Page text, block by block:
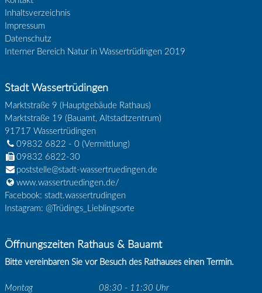
Inhaltsverzeichnis
Impressum
Datenschutz
Interner Bereich Natur in Wassertrüdingen 2019
Stadt Wassertrüdingen
Marktstraße 9 (Hauptgebäude Rathaus)
Marktstraße 19 (Bauamt, Altstadtzentrum)
91717 Wassertrüdingen
09832 6822 - 0(Vermittlung)
09832 6822-30
poststelle@stadt-wassertruedingen.de
www.wassertruedingen.de/
Facebook: stadt.wassertrudingen
Instagram: @Trüdings_Lieblingsorte
Öffnungszeiten Rathaus & Bauamt
Bitte vereinbaren Sie vor Besuch des Rathauses einen Termin.
Montag
08:30 - 11:30 Uhr